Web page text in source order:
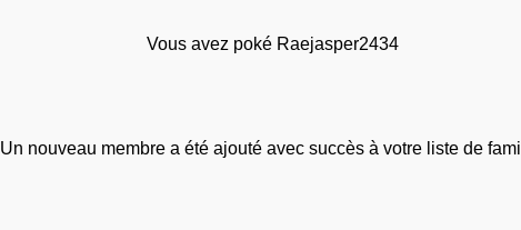
Vous avez poké Raejasper2434
Un nouveau membre a été ajouté avec succès à votre liste de